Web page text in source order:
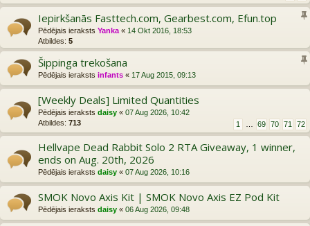
Iepirkšanās Fasttech.com, Gearbest.com, Efun.top
Pēdējais ieraksts Yanka « 14 Okt 2016, 18:53
Atbildes: 5
Šippinga trekošana
Pēdējais ieraksts infants « 17 Aug 2015, 09:13
[Weekly Deals] Limited Quantities
Pēdējais ieraksts daisy « 07 Aug 2026, 10:42
Atbildes: 713 1 69 70 71 72
Hellvape Dead Rabbit Solo 2 RTA Giveaway, 1 winner,
ends on Aug. 20th, 2026
Pēdējais ieraksts daisy « 07 Aug 2026, 10:16
SMOK Novo Axis Kit | SMOK Novo Axis EZ Pod Kit
Pēdējais ieraksts daisy « 06 Aug 2026, 09:48